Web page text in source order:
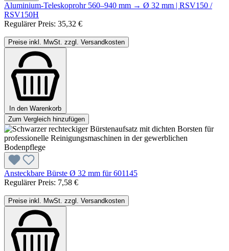
Aluminium-Teleskoprohr 560–940 mm → Ø 32 mm | RSV150 /
RSV150H
Regulärer Preis: 35,32 €
Preise inkl. MwSt. zzgl. Versandkosten
In den Warenkorb
Zum Vergleich hinzufügen
Ansteckbare Bürste Ø 32 mm für 601145
Regulärer Preis: 7,58 €
Preise inkl. MwSt. zzgl. Versandkosten